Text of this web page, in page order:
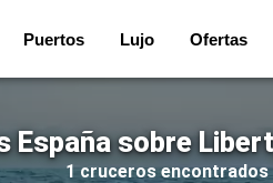
Puertos Lujo Ofertas
España sobre
1 cruceros encontrados